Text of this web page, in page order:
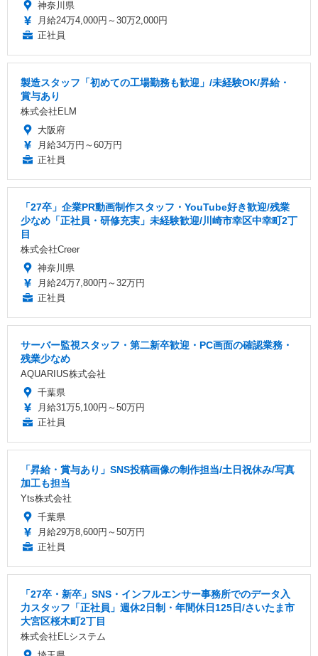
神奈川県
月給24万4,000円～30万2,000円
正社員
製造スタッフ「初めての工場勤務も歓迎」/未経験OK/昇給・
賞与あり
株式会社ELM
大阪府
月給34万円～60万円
正社員
「27卒」企業PR動画制作スタッフ・YouTube好き歓迎/残業
少なめ「正社員・研修充実」未経験歓迎/川崎市幸区中幸町2丁
目
株式会社Creer
神奈川県
月給24万7,800円～32万円
正社員
サーバー監視スタッフ・第二新卒歓迎・PC画面の確認業務・
残業少なめ
AQUARIUS株式会社
千葉県
月給31万5,100円～50万円
正社員
「昇給・賞与あり」SNS投稿画像の制作担当/土日祝休み/写真
加工も担当
Yts株式会社
千葉県
月給29万8,600円～50万円
正社員
「27卒・新卒」SNS・インフルエンサー事務所でのデータ入
力スタッフ「正社員」週休2日制・年間休日125日/さいたま市
大宮区桜木町2丁目
株式会社ELシステム